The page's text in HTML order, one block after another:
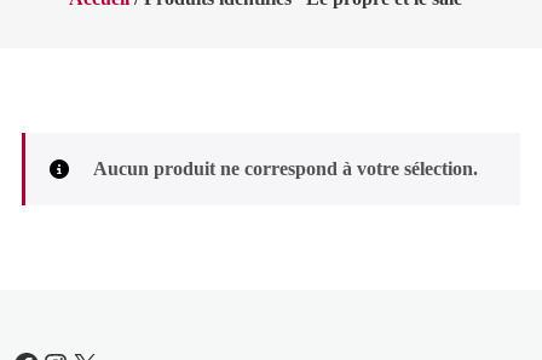
Aucun produit ne correspond à votre sélection.